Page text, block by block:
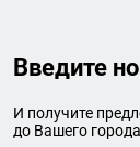
Введите
И получите
до Вашего города